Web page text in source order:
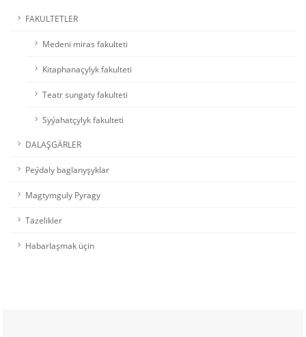
FAKULTETLER
Medeni miras fakulteti
Kitaphanaçylyk fakulteti
Teatr sungaty fakulteti
Syýahatçylyk fakulteti
DALAŞGÄRLER
Peýdaly baglanyşyklar
Magtymguly Pyragy
Täzelikler
Habarlaşmak üçin